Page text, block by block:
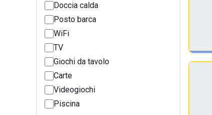
Doccia calda
Posto barca
WiFi
TV
Giochi da tavolo
Carte
Videogiochi
Piscina